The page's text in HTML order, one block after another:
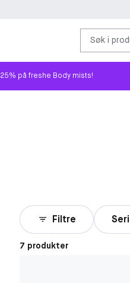
Søk i
25% på freshe Body mists!
Filtre
7 produkter